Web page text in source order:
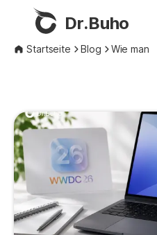
Dr.Buho
Produkte
BuhoCleaner
BuhoUnlocker
BuhoNTFS
Store
Blog
Startseite Blog Wie man